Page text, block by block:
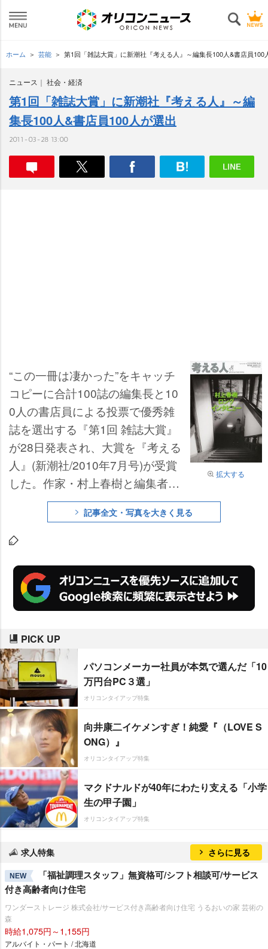
ホーム 芸能 第1回「雑誌大賞」に新潮社『考える人』～編集長100人&書店員100
ニュース 社会・経済
第1回「雑誌大賞」に新潮社『考える人』～編
集長100人&書店員100人が選出
2011-03-28 13:00
拡大する
“この一冊は凄かった”をキャッチ
コピーに合計100誌の編集長と10
0人の書店員による投票で優秀雑
誌を選出する『第1回 雑誌大賞』
が28日発表され、大賞を『考える
人』(新潮社/2010年7月号)が受賞
した。作家・村上春樹と編集者が
徹底的に対話し、肉薄したインタ
ビューが決定打となり、同業者で
ある編集者たちを感服させたイン
価された。そのほか世間に“おしゃ
P”を浸透させた『JJ』(光文社)に
は「TREND MAKE MAGAZINE
最も世の中を賑わせた「雑誌新人
賞」は40代の女性をターゲットに
したファッション誌『GLOW』(宝
島社)が選ばれた。
記事全文・写真を大きく見る
PICK UP
パソコンメーカー社員が本気で選んだ「10
万円台PC３選」
オリコンタイアップ特集
向井康二イケメンすぎ！純愛『（LOVE S
ONG）』
オリコンタイアップ特集
マクドナルドが40年にわたり支える「小学
生の甲子園」
オリコンタイアップ特集
求人特集 さらに見る
NEW
「福祉調理スタッフ」無資格可/シフト相談可/サービス
付き高齢者向け住宅
ワンダーストレージ 株式会社/サービス付き高齢者向け住宅 うるおいの家 芸術の
森
時給1,075円～1,155円
アルバイト・パート / 北海道